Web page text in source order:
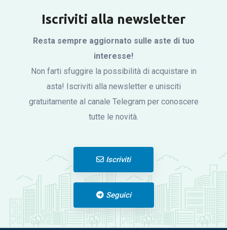
Iscriviti alla newsletter
Resta sempre aggiornato sulle aste di tuo
interesse!
Non farti sfuggire la possibilità di acquistare in
asta! Iscriviti alla newsletter e unisciti
gratuitamente al canale Telegram per conoscere
tutte le novità.
Iscriviti
Seguici